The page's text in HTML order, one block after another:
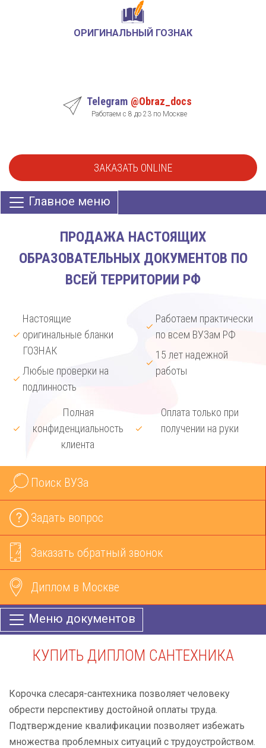
ОРИГИНАЛЬНЫЙ ГОЗНАК
Telegram @Obraz_docs
Работаем с 8 до 23 по Москве
ЗАКАЗАТЬ ONLINE
Главное меню
ПРОДАЖА НАСТОЯЩИХ
ОБРАЗОВАТЕЛЬНЫХ ДОКУМЕНТОВ ПО
ВСЕЙ ТЕРРИТОРИИ РФ
Настоящие
оригинальные бланки
ГОЗНАК
Любые проверки на
подлинность
Работаем практически
по всем ВУЗам РФ
15 лет надежной
работы
Полная
конфиденциальность
клиента
Оплата только при
получении на руки
Поиск ВУЗа
Задать вопрос
Заказать обратный звонок
Диплом в Москве
Меню документов
КУПИТЬ ДИПЛОМ САНТЕХНИКА
Корочка слесаря-сантехника позволяет человеку
обрести перспективу достойной оплаты труда.
Подтверждение квалификации позволяет избежать
множества проблемных ситуаций с трудоустройством.